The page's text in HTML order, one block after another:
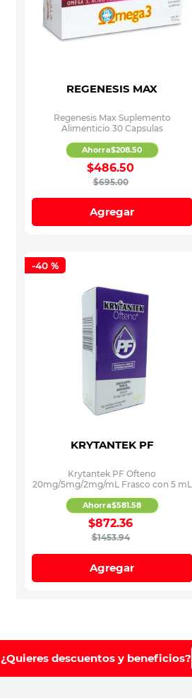
REGENESIS MAX
Regenesis Max Suplemento
Alimenticio 30 Capsulas
$695.00
$486.50
Ahorra$208.50
Agregar
-40 %
KRYTANTEK PF
Krytantek PF Ofteno
20mg/5mg/2mg/mL Frasco con 5 mL
$1453.94
$872.36
Ahorra$581.58
Agregar
¿Quieres descuentos y beneficios?